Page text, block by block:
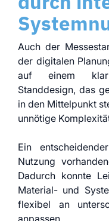
Auch der
der digitalen
auf einem klar
Standdesign, das
in den Mittelpunkt
unnötige
Ein
Nutzung
Dadurch konnte
Material- und
flexibel an